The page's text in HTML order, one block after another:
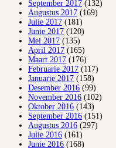
September 2017 (132)
Augustus 2017 (169)
Julie 2017 (181)
Junie 2017 (120)
Mei 2017 (135)
April 2017 (165)
Maart 2017 (176)
Februarie 2017 (117)
Januarie 2017 (158)
Desember 2016 (99)
November 2016 (102)
Oktober 2016 (143)
September 2016 (151)
Augustus 2016 (297)
Julie 2016 (161)
Junie 2016 (168)